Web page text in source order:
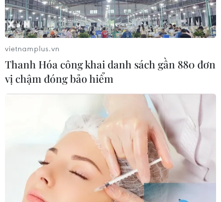
vietnamplus.vn
Thanh Hóa công khai danh sách gần 880 đơn
vị chậm đóng bảo hiểm